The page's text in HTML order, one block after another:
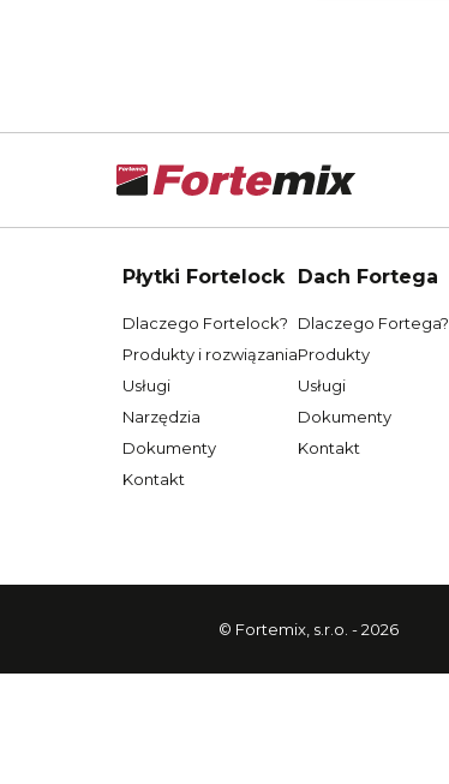
Strona strona:www.speedfloor.pl
ul. Widok 5 B, Kraśnik
floor-art@wp.pl
Strona strona:www.floor-art.pl
BIOOPAŁ MARCIN LENCZEWSKI
Płytki Fortelock
Dlaczego Fortelock?
Produkty i rozwiązania
Usługi
Narzędzia
Dokumenty
Kontakt
Dach Fortega
Dlaczego Fortega?
Produkty
Usługi
Dokumenty
Kontakt
© Fortemix, s.r.o. - 2026